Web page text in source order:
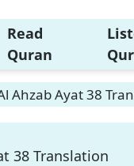
Read
Quran
Ahzab Ayat 38
38 Translation